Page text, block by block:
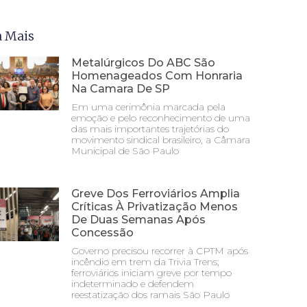
Mais
Metalúrgicos Do ABC São
Homenageados Com Honraria
Na Camara De SP
Em uma cerimônia marcada pela
emoção e pelo reconhecimento de uma
das mais importantes trajetórias do
movimento sindical brasileiro, a Câmara
Municipal de São Paulo
Greve Dos Ferroviários Amplia
Críticas À Privatização Menos
De Duas Semanas Após
Concessão
Governo precisou recorrer à CPTM após
incêndio em trem da Trivia Trens;
ferroviários iniciam greve por tempo
indeterminado e defendem
reestatização dos ramais São Paulo